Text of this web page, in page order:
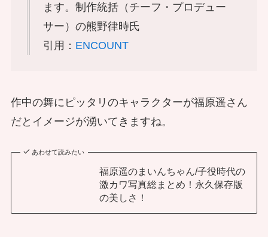
ます。制作統括（チーフ・プロデュー
サー）の熊野律時氏
引用： ENCOUNT
作中の舞にピッタリのキャラクターが福原遥さん
だとイメージが湧いてきますね。
あわせて読みたい
福原遥のまいんちゃん/子役時代の
激カワ写真総まとめ！永久保存版
の美しさ！